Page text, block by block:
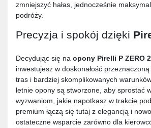
zmniejszyć hałas, jednocześnie
podróży.
Precyzja i spokój dzięki
Decydując się na opony Pirelli P ZERO
inwestujesz w doskonałość
tras i bardziej skomplikowanych
letnie opony są stworzone, aby sprostać
wyzwaniom, jakie napotkasz w trakcie
premium łączą się tutaj z elegancją i
ostateczne wsparcie zarówno dla